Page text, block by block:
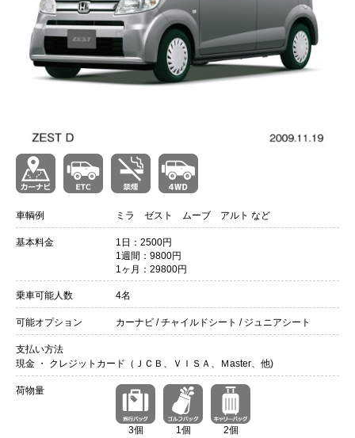
車輌例 ミラ ゼスト ムーブ アルト など
基本料金
1日：2500円
1週間：9800円
1ヶ月：29800円
乗車可能人数 4名
可能オプション カーナビ / チャイルドシート / ジュニアシート
支払い方法
現金 ・ クレジットカード（ＪＣＢ、ＶＩＳＡ、Ｍaster、他)
荷物量
3個 1個 2個